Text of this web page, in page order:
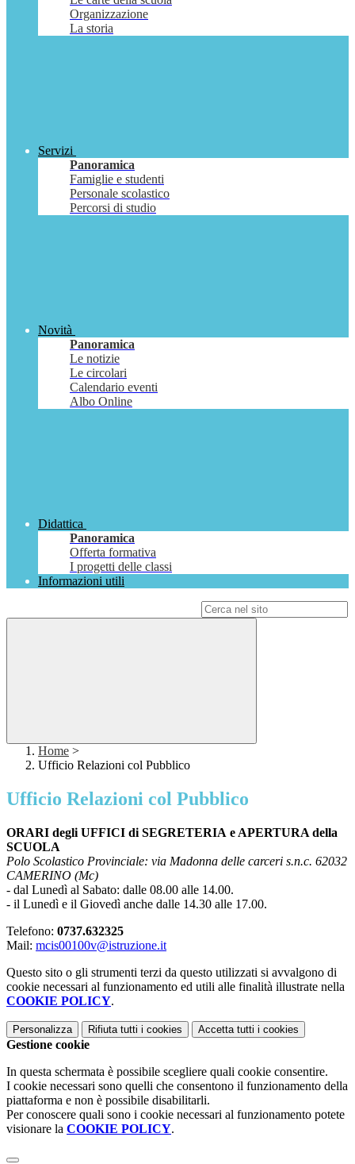
Organizzazione
La storia
Servizi
Panoramica
Famiglie e studenti
Personale scolastico
Percorsi di studio
Novità
Panoramica
Le notizie
Le circolari
Calendario eventi
Albo Online
Didattica
Panoramica
Offerta formativa
I progetti delle classi
Informazioni utili
Home >
Ufficio Relazioni col Pubblico
Ufficio Relazioni col Pubblico
ORARI degli UFFICI di SEGRETERIA e APERTURA della
SCUOLA
Polo Scolastico Provinciale: via Madonna delle carceri s.n.c. 62032
CAMERINO (Mc)
- dal Lunedì al Sabato: dalle 08.00 alle 14.00.
- il Lunedì e il Giovedì anche dalle 14.30 alle 17.00.
Telefono: 0737.632325
Mail: mcis00100v@istruzione.it
Questo sito o gli strumenti terzi da questo utilizzati si avvalgono di
cookie necessari al funzionamento ed utili alle finalità illustrate nella
COOKIE POLICY.
Personalizza Rifiuta tutti i cookies Accetta tutti i cookies
Gestione cookie
In questa schermata è possibile scegliere quali cookie consentire.
I cookie necessari sono quelli che consentono il funzionamento della
piattaforma e non è possibile disabilitarli.
Per conoscere quali sono i cookie necessari al funzionamento potete
visionare la COOKIE POLICY.